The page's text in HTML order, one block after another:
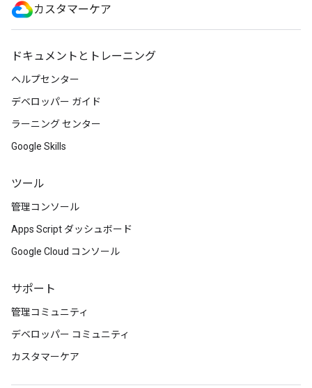
カスタマーケア
ドキュメントとトレーニング
ヘルプセンター
デベロッパー ガイド
ラーニング センター
Google Skills
ツール
管理コンソール
Apps Script ダッシュボード
Google Cloud コンソール
サポート
管理コミュニティ
デベロッパー コミュニティ
カスタマーケア